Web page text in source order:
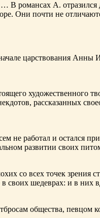
В романсах А.
Они почти не
царствования
художественного
рассказанных
не работал и остался
развитии своих
со всех точек зрения
шедеврах: и в них
общества, певцом